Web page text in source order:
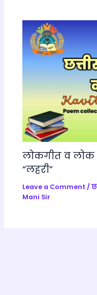
लोकगीत व लोक
“लहरी”
Leave a Comment /
Mani Sir